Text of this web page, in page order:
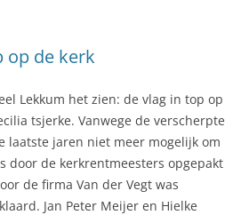
op de kerk
Lekkum het zien: de vlag in top op
tsjerke. Vanwege de verscherpte
laatste jaren niet meer mogelijk om
door de kerkrentmeesters opgepakt
de firma Van der Vegt was
Jan Peter Meijer en Hielke